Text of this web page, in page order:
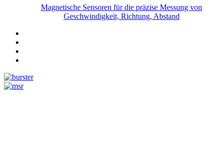
Magnetische Sensoren für die präzise Messung von
Geschwindigkeit, Richtung, Abstand